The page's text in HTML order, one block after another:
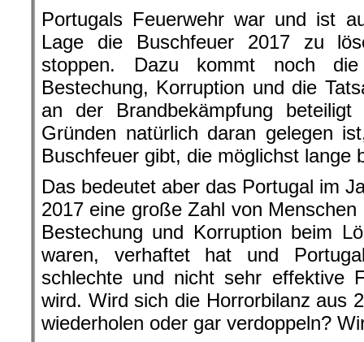
Portugals Feuerwehr war und ist
Lage die Buschfeuer 2017 zu
stoppen. Dazu kommt noch die
Bestechung, Korruption und die
an der Brandbekämpfung
Gründen natürlich daran gelegen
Buschfeuer gibt, die möglichst lange
Das bedeutet aber das Portugal im
2017 eine große Zahl von
Bestechung und Korruption beim
waren, verhaftet hat und
schlechte und nicht sehr effektive
wird. Wird sich die Horrorbilanz aus
wiederholen oder gar verdoppeln?